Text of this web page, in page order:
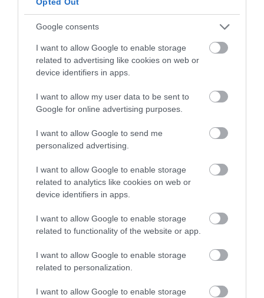
Google consents
I want to allow Google to enable storage
related to advertising like cookies on web or
device identifiers in apps.
I want to allow my user data to be sent to
Google for online advertising purposes.
I want to allow Google to send me
personalized advertising.
I want to allow Google to enable storage
related to analytics like cookies on web or
device identifiers in apps.
I want to allow Google to enable storage
related to functionality of the website or app.
I want to allow Google to enable storage
related to personalization.
I want to allow Google to enable storage
Nos ayudaremos de un rodillo y daremos un
grosor de 5 mm. Una vez que tengamos la
base estirada, colocamos sobre el molde.
manipular la masa en exceso para no
transferirla calor.